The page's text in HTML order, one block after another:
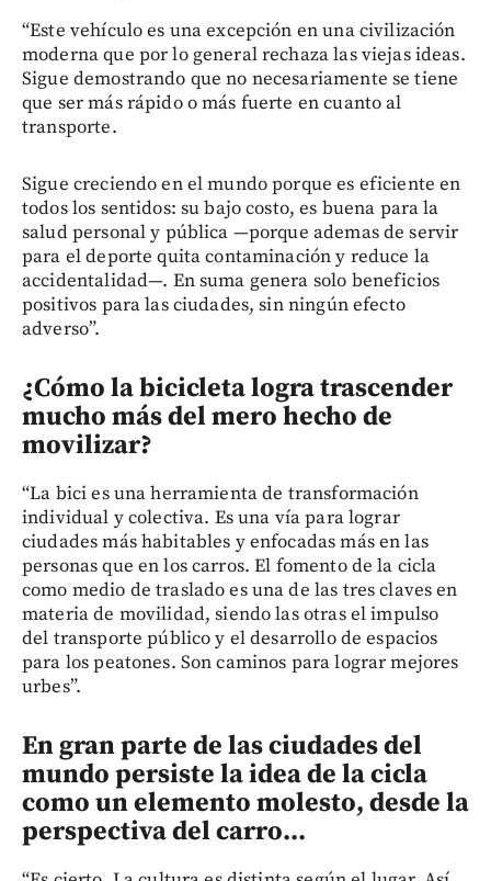
“Este vehículo es una excepción en una civilización
moderna que por lo general rechaza las viejas ideas.
Sigue demostrando que no necesariamente se tiene
que ser más rápido o más fuerte en cuanto al
transporte.
Sigue creciendo en el mundo porque es eficiente en
todos los sentidos: su bajo costo, es buena para la
salud personal y pública —porque ademas de servir
para el deporte quita contaminación y reduce la
accidentalidad—. En suma genera solo beneficios
positivos para las ciudades, sin ningún efecto
adverso”.
¿Cómo la bicicleta logra trascender
mucho más del mero hecho de
movilizar?
“La bici es una herramienta de transformación
individual y colectiva. Es una vía para lograr
ciudades más habitables y enfocadas más en las
personas que en los carros. El fomento de la cicla
como medio de traslado es una de las tres claves en
materia de movilidad, siendo las otras el impulso
del transporte público y el desarrollo de espacios
para los peatones. Son caminos para lograr mejores
urbes”.
En gran parte de las ciudades del
mundo persiste la idea de la cicla
como un elemento molesto, desde la
perspectiva del carro...